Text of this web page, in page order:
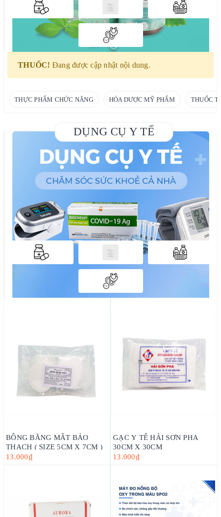
THUỐC! Đang được cập nhật nội dung.
THỰC PHẨM CHỨC NĂNG HÓA DƯỢC MỸ PHẨM THUỐC
DỤNG CỤ Y TẾ
BÔNG BĂNG MẮT BẢO
THẠCH ( SIZE 5CM X 7CM )
13.000₫
GẠC Y TẾ HẢI SƠN PHA
30CM X 30CM
13.000₫